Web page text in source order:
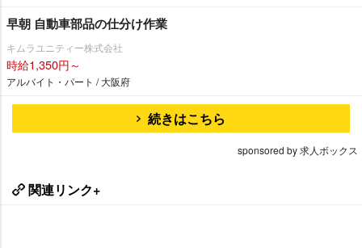
早朝 自動車部品の仕分け作業
キムラユニティー株式会社
時給1,350円～
アルバイト・パート / 大阪府
続きはこちら
sponsored by 求人ボックス
関連リンク+